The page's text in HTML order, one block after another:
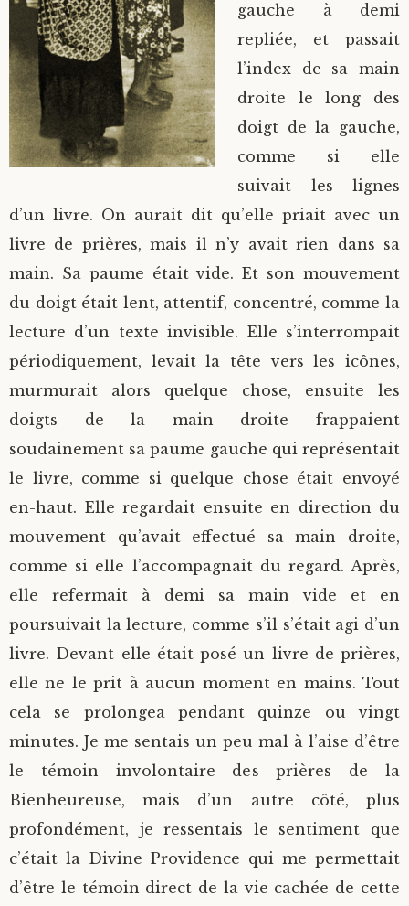
gauche à demi
repliée, et passait
l’index de sa main
droite le long des
doigt de la gauche,
comme si elle
suivait les lignes
d’un livre. On aurait dit qu’elle priait avec un
livre de prières, mais il n’y avait rien dans sa
main. Sa paume était vide. Et son mouvement
du doigt était lent, attentif, concentré, comme la
lecture d’un texte invisible. Elle s’interrompait
périodiquement, levait la tête vers les icônes,
murmurait alors quelque chose, ensuite les
doigts de la main droite frappaient
soudainement sa paume gauche qui représentait
le livre, comme si quelque chose était envoyé
en-haut. Elle regardait ensuite en direction du
mouvement qu’avait effectué sa main droite,
comme si elle l’accompagnait du regard. Après,
elle refermait à demi sa main vide et en
poursuivait la lecture, comme s’il s’était agi d’un
livre. Devant elle était posé un livre de prières,
elle ne le prit à aucun moment en mains. Tout
cela se prolongea pendant quinze ou vingt
minutes. Je me sentais un peu mal à l’aise d’être
le témoin involontaire des prières de la
Bienheureuse, mais d’un autre côté, plus
profondément, je ressentais le sentiment que
c’était la Divine Providence qui me permettait
d’être le témoin direct de la vie cachée de cette